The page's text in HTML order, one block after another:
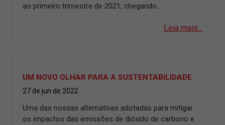
ao primeiro trimestre de 2021, chegando...
Leia mais...
UM NOVO OLHAR PARA A SUSTENTABILIDADE
27 de jun de 2022
Uma das nossas alternativas adotadas para mitigar
os impactos das emissões de dióxido de carbono e